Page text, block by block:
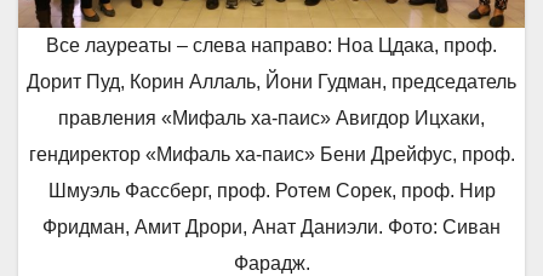
Все лауреаты – слева направо: Ноа Цдака, проф.
Дорит Пуд, Корин Аллаль, Йони Гудман, председатель
правления «Мифаль ха-паис» Авигдор Ицхаки,
гендиректор «Мифаль ха-паис» Бени Дрейфус, проф.
Шмуэль Фассберг, проф. Ротем Сорек, проф. Нир
Фридман, Амит Дрори, Анат Даниэли. Фото: Сиван
Фарадж.